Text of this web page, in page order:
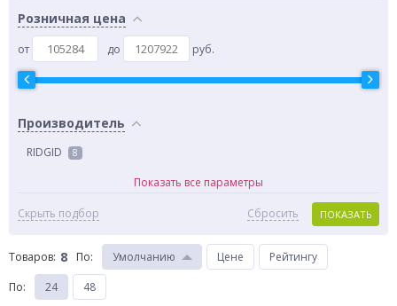
Розничная цена
от до руб.
Производитель
RIDGID 8
Показать все параметры
Скрыть подбор ПОКАЗАТЬ
Сбросить
Товаров: 8 По: Умолчанию Цене
Рейтингу
По: 24 48